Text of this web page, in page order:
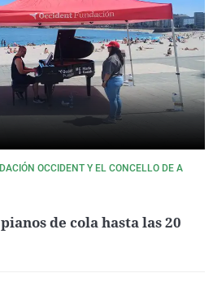
OCCIDENT Y EL CONCELLO DE A
de cola hasta las 20